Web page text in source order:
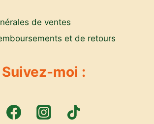
de ventes
et de retours
Suivez-moi :